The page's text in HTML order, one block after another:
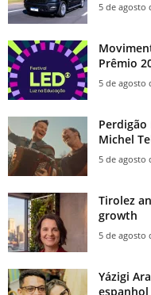
5 de agosto
Prêmio
5 de agosto
Perdigão
Michel
5 de agosto
Tirolez
growth
5 de agosto
Yázigi